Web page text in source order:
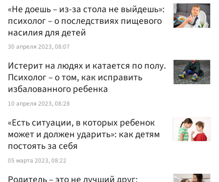
«Не доешь – из-за стола не выйдешь»:
психолог – о последствиях пищевого
насилия для детей
30 апреля 2023, 08:07
Истерит на людях и катается по полу.
Психолог – о том, как исправить
избалованного ребенка
10 апреля 2023, 08:28
«Есть ситуации, в которых ребенок
может и должен ударить»: как детям
постоять за себя
05 марта 2023, 08:22